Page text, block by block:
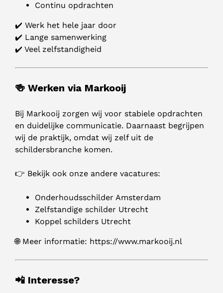
Continu opdrachten
✔️ Werk het hele jaar door
✔️ Lange samenwerking
✔️ Veel zelfstandigheid
🍻 Werken via Markooij
Bij Markooij zorgen wij voor stabiele opdrachten
en duidelijke communicatie. Daarnaast begrijpen
wij de praktijk, omdat wij zelf uit de
schildersbranche komen.
👉 Bekijk ook onze andere vacatures:
Onderhoudsschilder Amsterdam
Zelfstandige schilder Utrecht
Koppel schilders Utrecht
🌐 Meer informatie: https://www.markooij.nl
📲 Interesse?